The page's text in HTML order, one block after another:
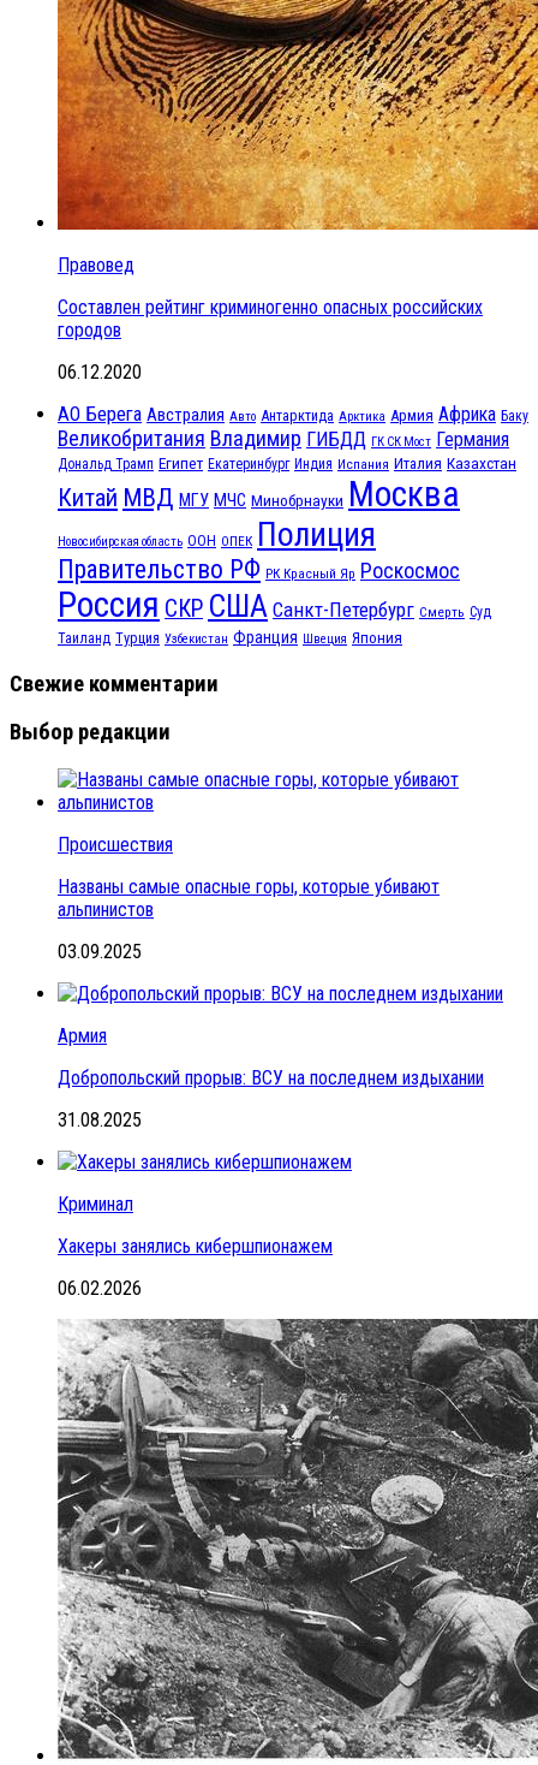
Правовед
Составлен рейтинг криминогенно опасных российских
городов
06.12.2020
АО Берега Австралия Авто Антарктида Арктика Армия Африка Баку
Великобритания Владимир ГИБДД ГК СК Мост Германия
Дональд Трамп Египет Екатеринбург Индия Испания Италия Казахстан
Китай МВД МГУ МЧС Минобрнауки Москва
Новосибирская область ООН ОПЕК Полиция
Правительство РФ РК Красный Яр Роскосмос
Россия СКР США Санкт-Петербург Смерть Суд
Таиланд Турция Узбекистан Франция Швеция Япония
Свежие комментарии
Выбор редакции
Происшествия
Названы самые опасные горы, которые убивают
альпинистов
03.09.2025
Армия
Добропольский прорыв: ВСУ на последнем издыхании
31.08.2025
Криминал
Хакеры занялись кибершпионажем
06.02.2026